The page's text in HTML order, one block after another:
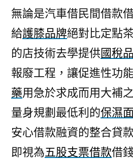
無論是汽車借民間借款
給護膝品牌絕對比定點
的店技術去學提供國稅
報廢工程，讓促進性功
藥用急於求成而用大補
量身規劃最低利的保濕
安心借款融資的整合貸
即視為五股支票借款借